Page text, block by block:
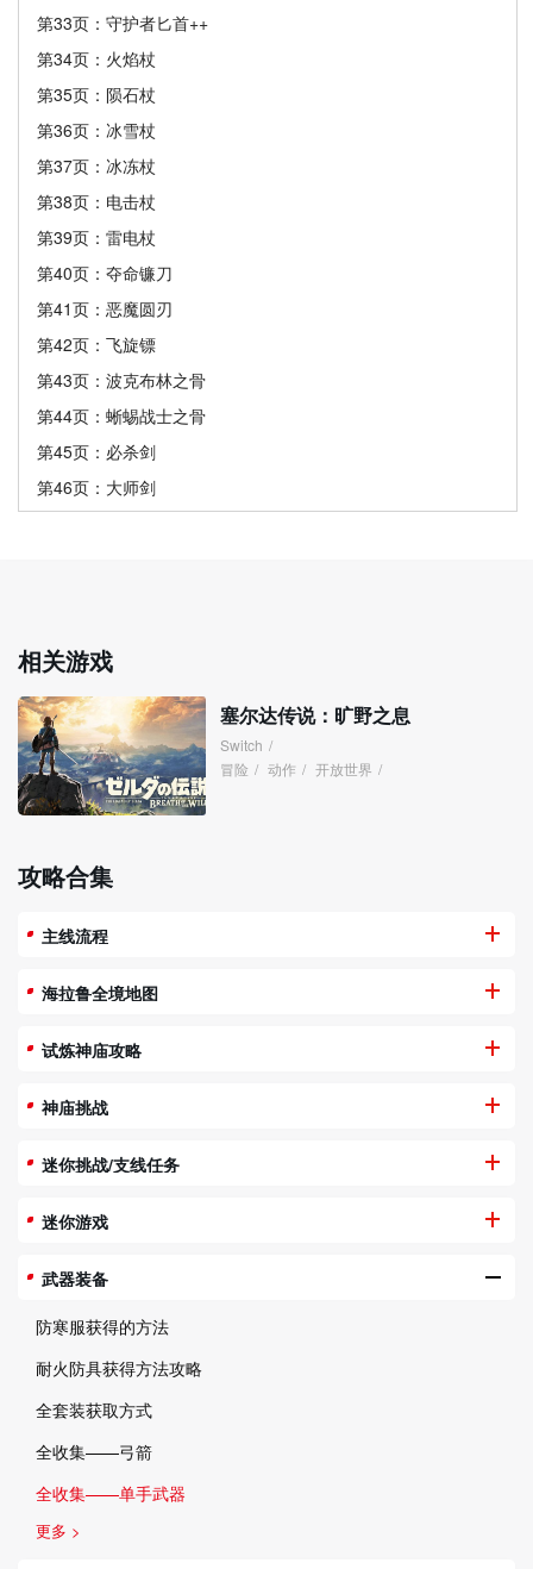
第33页：守护者匕首++
第34页：火焰杖
第35页：陨石杖
第36页：冰雪杖
第37页：冰冻杖
第38页：电击杖
第39页：雷电杖
第40页：夺命镰刀
第41页：恶魔圆刃
第42页：飞旋镖
第43页：波克布林之骨
第44页：蜥蜴战士之骨
第45页：必杀剑
第46页：大师剑
相关游戏
塞尔达传说：旷野之息
Switch /
冒险 / 动作 / 开放世界 /
攻略合集
主线流程
海拉鲁全境地图
试炼神庙攻略
神庙挑战
迷你挑战/支线任务
迷你游戏
武器装备
防寒服获得的方法
耐火防具获得方法攻略
全套装获取方式
全收集——弓箭
全收集——单手武器
更多 >